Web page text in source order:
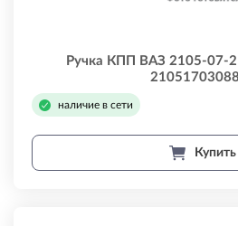
Ручка КПП ВАЗ 2105-07-
наличие в сети
Купить